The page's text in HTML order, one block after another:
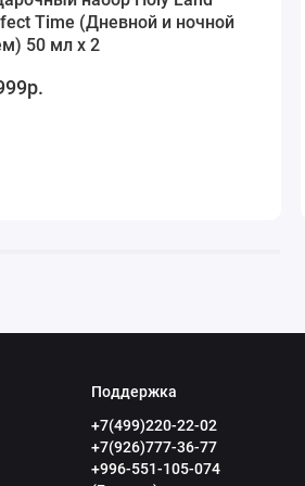
Time (Дневной и ночной
50 мл х 2
Поддержка
+7(499)220-22-02
+7(926)777-36-77
+996-551-105-074